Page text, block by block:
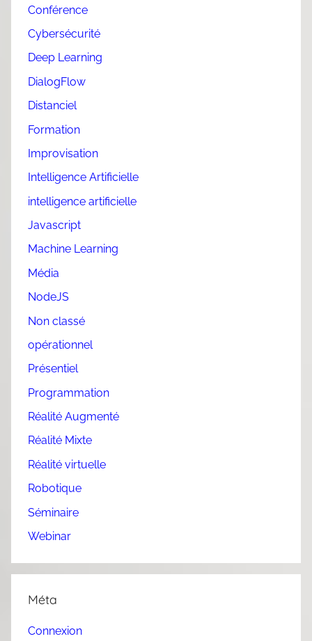
Conférence
Cybersécurité
Deep Learning
DialogFlow
Distanciel
Formation
Improvisation
Intelligence Artificielle
intelligence artificielle
Javascript
Machine Learning
Média
NodeJS
Non classé
opérationnel
Présentiel
Programmation
Réalité Augmenté
Réalité Mixte
Réalité virtuelle
Robotique
Séminaire
Webinar
Méta
Connexion